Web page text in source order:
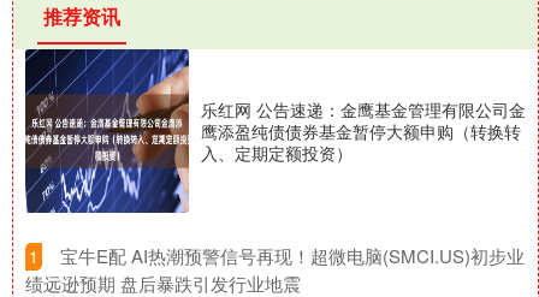
推荐资讯
乐红网 公告速递：金鹰基金管理有限公司金
鹰添盈纯债债券基金暂停大额申购（转换转
入、定期定额投资）
1
​宝牛E配 AI热潮预警信号再现！超微电脑(SMCI.US)初步业
绩远逊预期 盘后暴跌引发行业地震